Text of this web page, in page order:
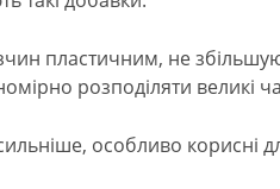
пластичним, не
розподіляти великі
особливо корисні